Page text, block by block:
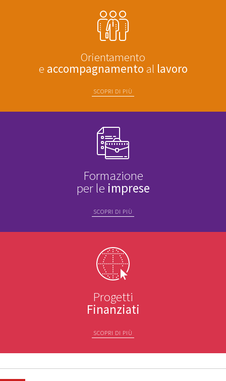
Orientamento
e accompagnamento al lavoro
SCOPRI DI PIÙ
Formazione
per le imprese
SCOPRI DI PIÙ
Progetti
Finanziati
SCOPRI DI PIÙ